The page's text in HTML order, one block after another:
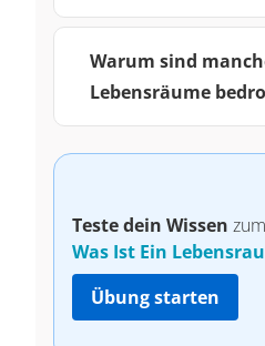
Warum sind
Lebensräume
Teste dein Wissen
Was Ist Ein
Übung starten